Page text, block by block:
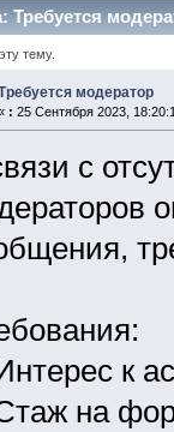
Требуется
тему.
модератор
: 25 Сентября 2023,
с
к
на